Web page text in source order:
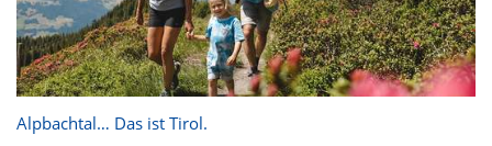
Alpbachtal… Das ist Tirol.